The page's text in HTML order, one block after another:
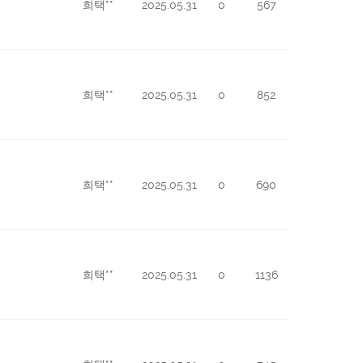
희택** 2025.05.31 0 567
희택** 2025.05.31 0 852
희택** 2025.05.31 0 690
희택** 2025.05.31 0 1136